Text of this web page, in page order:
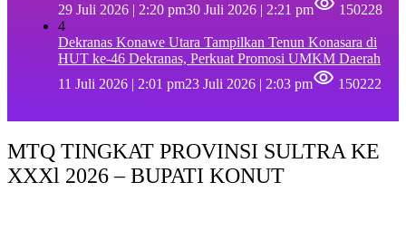
29 Juli 2026 | 2:20 pm30 Juli 2026 | 2:21 pm
150228
4
Dekranas Konawe Utara Tampilkan Tenun Konasara di
HUT ke-46 Dekranas, Perkuat Promosi UMKM Daerah
11 Juli 2026 | 2:01 pm23 Juli 2026 | 2:03 pm 150222
MTQ TINGKAT PROVINSI SULTRA KE
XXXl 2026 – BUPATI KONUT